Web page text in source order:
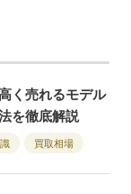
く売れるモデル
を徹底解説
買取相場